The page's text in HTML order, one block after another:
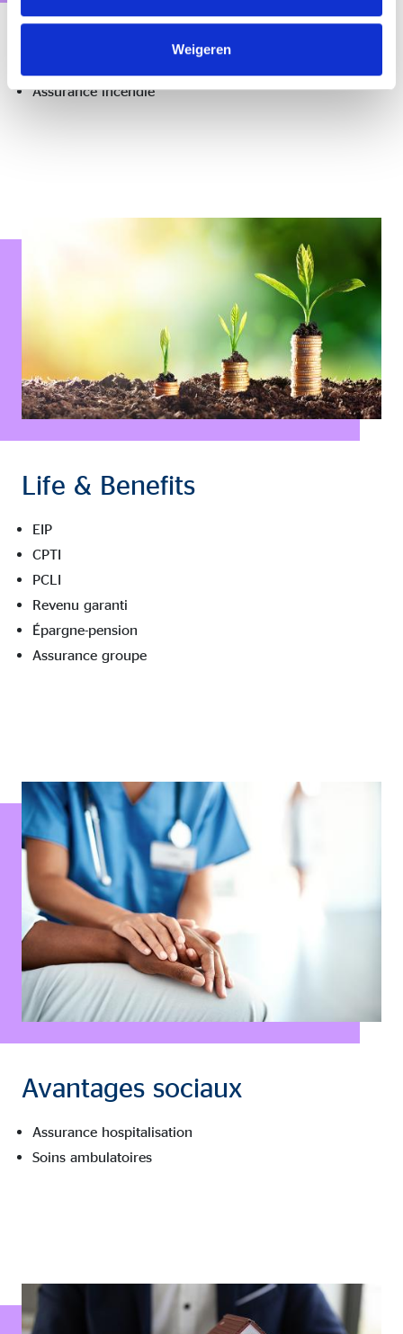
Weigeren
Assurance incendie
Life & Benefits
EIP
CPTI
PCLI
Revenu garanti
Épargne-pension
Assurance groupe
Avantages sociaux
Assurance hospitalisation
Soins ambulatoires